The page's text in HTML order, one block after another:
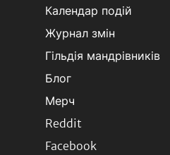
Календар подій
Журнал змін
Гільдія мандрівників
Блог
Мерч
Reddit
Facebook